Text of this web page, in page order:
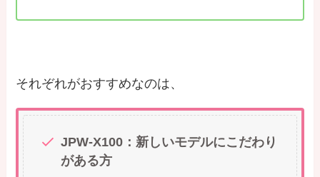
それぞれがおすすめなのは、
JPW-X100：新しいモデルにこだわり
がある方